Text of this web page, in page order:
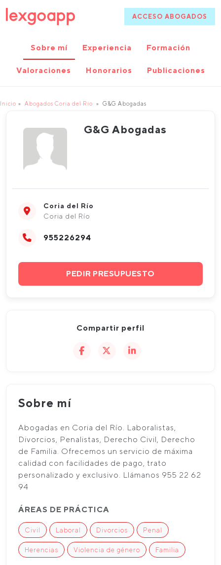
ACCESO ABOGADOS
Sobre mí Experiencia Formación
Valoraciones Honorarios Publicaciones
Inicio Abogados Coria del Río G&G Abogadas
G&G Abogadas
Coria del Río
Coria del Río
955226294
PEDIR PRESUPUESTO
Compartir perfil
Sobre mí
Abogadas en Coria del Río. Laboralistas,
Divorcios, Penalistas, Derecho Civil, Derecho
de Familia. Ofrecemos un servicio de máxima
calidad con facilidades de pago, trato
personalizado y exclusivo. Llámanos 955 22 62
94
ÁREAS DE PRÁCTICA
Civil Laboral Divorcios Penal
Herencias Violencia de género Familia